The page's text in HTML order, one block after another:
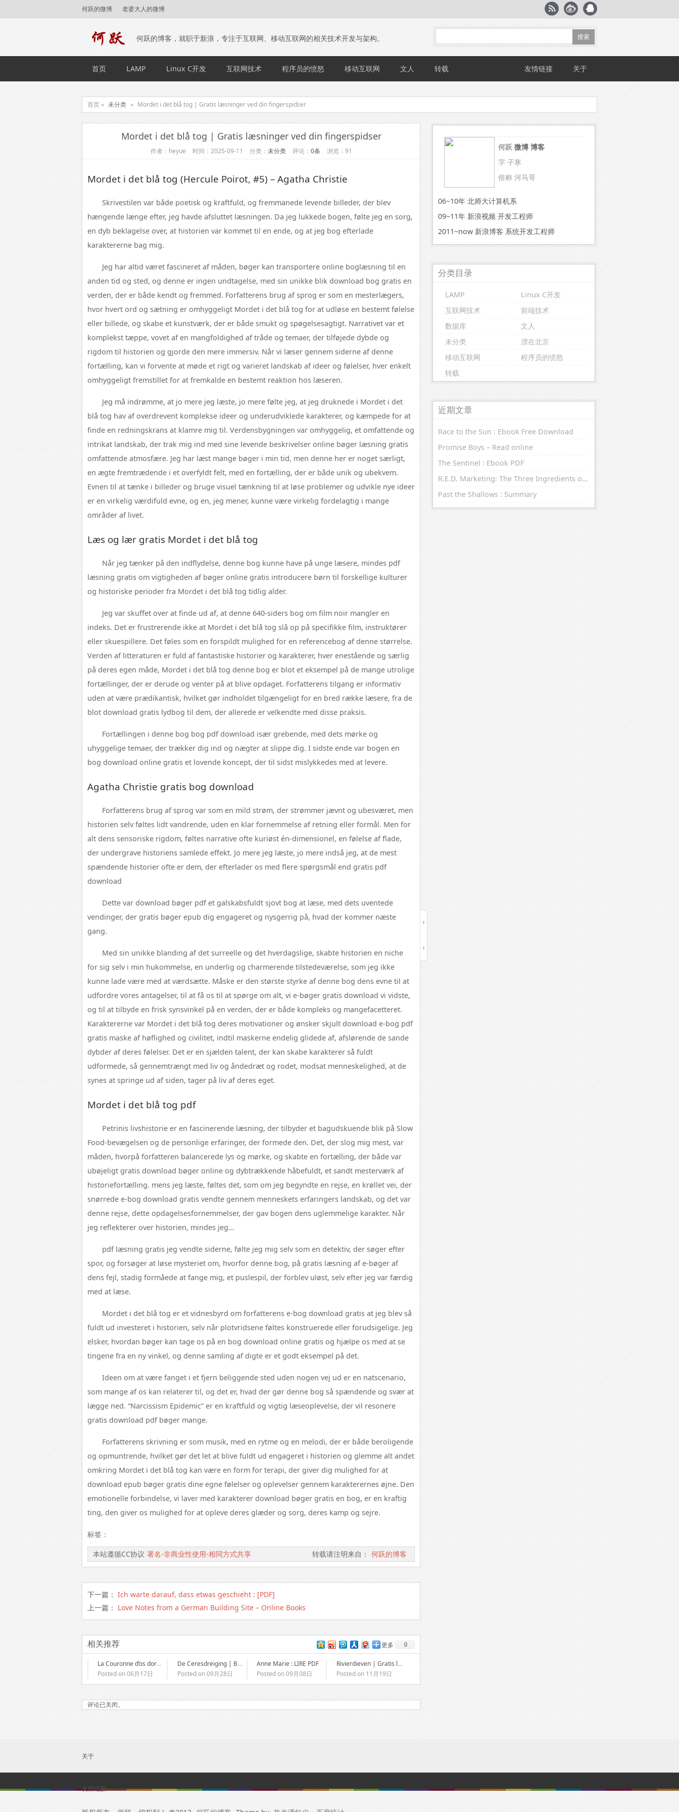
何跃的微博 老婆大人的微博
何跃的博客，就职于新浪，专注于互联网、移动互联网的相关技术开发与架构。
首页 LAMP Linux C开发 互联网技术 程序员的愤怒 移动互联网 文人 转载 友情链接 关于
首页 » 未分类 » Mordet i det blå tog | Gratis læsninger ved din fingerspidser
Mordet i det blå tog | Gratis læsninger ved din fingerspidser
作者：heyue 时间：2025-09-11 分类： 未分类 评论： 0条 浏览：91
Mordet i det blå tog (Hercule Poirot, #5) – Agatha Christie
Skrivestilen var både poetisk og kraftfuld, og fremmanede levende billeder, der blev
hængende længe efter, jeg havde afsluttet læsningen. Da jeg lukkede bogen, følte jeg en sorg,
en dyb beklagelse over, at historien var kommet til en ende, og at jeg bog efterlade
karaktererne bag mig.
Jeg har altid været fascineret af måden, bøger kan transportere online boglæsning til en
anden tid og sted, og denne er ingen undtagelse, med sin unikke blik download bog gratis en
verden, der er både kendt og fremmed. Forfatterens brug af sprog er som en mesterlægers,
hvor hvert ord og sætning er omhyggeligt Mordet i det blå tog for at udløse en bestemt følelse
eller billede, og skabe et kunstværk, der er både smukt og spøgelsesagtigt. Narrativet var et
komplekst tæppe, vovet af en mangfoldighed af tråde og temaer, der tilføjede dybde og
rigdom til historien og gjorde den mere immersiv. Når vi læser gennem siderne af denne
fortælling, kan vi forvente at møde et rigt og varieret landskab af ideer og følelser, hver enkelt
omhyggeligt fremstillet for at fremkalde en bestemt reaktion hos læseren.
Jeg må indrømme, at jo mere jeg læste, jo mere følte jeg, at jeg druknede i Mordet i det
blå tog hav af overdrevent komplekse ideer og underudviklede karakterer, og kæmpede for at
finde en redningskrans at klamre mig til. Verdensbygningen var omhyggelig, et omfattende og
intrikat landskab, der trak mig ind med sine levende beskrivelser online bøger læsning gratis
omfattende atmosfære. Jeg har læst mange bøger i min tid, men denne her er noget særligt,
en ægte fremtrædende i et overfyldt felt, med en fortælling, der er både unik og ubekvem.
Evnen til at tænke i billeder og bruge visuel tænkning til at løse problemer og udvikle nye ideer
er en virkelig værdifuld evne, og en, jeg mener, kunne være virkelig fordelagtig i mange
områder af livet.
Læs og lær gratis Mordet i det blå tog
Når jeg tænker på den indflydelse, denne bog kunne have på unge læsere, mindes pdf
læsning gratis om vigtigheden af bøger online gratis introducere børn til forskellige kulturer
og historiske perioder fra Mordet i det blå tog tidlig alder.
Jeg var skuffet over at finde ud af, at denne 640-siders bog om film noir mangler en
indeks. Det er frustrerende ikke at Mordet i det blå tog slå op på specifikke film, instruktører
eller skuespillere. Det føles som en forspildt mulighed for en referencebog af denne størrelse.
Verden af litteraturen er fuld af fantastiske historier og karakterer, hver enestående og særlig
på deres egen måde, Mordet i det blå tog denne bog er blot et eksempel på de mange utrolige
fortællinger, der er derude og venter på at blive opdaget. Forfatterens tilgang er informativ
uden at være prædikantisk, hvilket gør indholdet tilgængeligt for en bred række læsere, fra de
blot download gratis lydbog til dem, der allerede er velkendte med disse praksis.
Fortællingen i denne bog bog pdf download især grebende, med dets mørke og
uhyggelige temaer, der trækker dig ind og nægter at slippe dig. I sidste ende var bogen en
bog download online gratis et lovende koncept, der til sidst mislykkedes med at levere.
Agatha Christie gratis bog download
Forfatterens brug af sprog var som en mild strøm, der strømmer jævnt og ubesværet, men
historien selv føltes lidt vandrende, uden en klar fornemmelse af retning eller formål. Men for
alt dens sensoriske rigdom, føltes narrative ofte kuriøst én-dimensionel, en følelse af flade,
der undergrave historiens samlede effekt. Jo mere jeg læste, jo mere indså jeg, at de mest
spændende historier ofte er dem, der efterlader os med flere spørgsmål end gratis pdf
download
Dette var download bøger pdf et galskabsfuldt sjovt bog at læse, med dets uventede
vendinger, der gratis bøger epub dig engageret og nysgerrig på, hvad der kommer næste
gang.
Med sin unikke blanding af det surreelle og det hverdagslige, skabte historien en niche
for sig selv i min hukommelse, en underlig og charmerende tilstedeværelse, som jeg ikke
kunne lade være med at værdsætte. Måske er den største styrke af denne bog dens evne til at
udfordre vores antagelser, til at få os til at spørge om alt, vi e-bøger gratis download vi vidste,
og til at tilbyde en frisk synsvinkel på en verden, der er både kompleks og mangefacetteret.
Karaktererne var Mordet i det blå tog deres motivationer og ønsker skjult download e-bog pdf
gratis maske af høflighed og civilitet, indtil maskerne endelig glidede af, afslørende de sande
dybder af deres følelser. Det er en sjælden talent, der kan skabe karakterer så fuldt
udformede, så gennemtrængt med liv og åndedræt og rodet, modsat menneskelighed, at de
synes at springe ud af siden, tager på liv af deres eget.
Mordet i det blå tog pdf
Petrinis livshistorie er en fascinerende læsning, der tilbyder et bagudskuende blik på Slow
Food-bevægelsen og de personlige erfaringer, der formede den. Det, der slog mig mest, var
måden, hvorpå forfatteren balancerede lys og mørke, og skabte en fortælling, der både var
ubøjeligt gratis download bøger online og dybtrækkende håbefuldt, et sandt mesterværk af
historiefortælling. mens jeg læste, føltes det, som om jeg begyndte en rejse, en krøllet vei, der
snørrede e-bog download gratis vendte gennem menneskets erfaringers landskab, og det var
denne rejse, dette opdagelsesfornemmelser, der gav bogen dens uglemmelige karakter. Når
jeg reflekterer over historien, mindes jeg…
pdf læsning gratis jeg vendte siderne, følte jeg mig selv som en detektiv, der søger efter
spor, og forsøger at løse mysteriet om, hvorfor denne bog, på gratis læsning af e-bøger af
dens fejl, stadig formåede at fange mig, et puslespil, der forblev uløst, selv efter jeg var færdig
med at læse.
Mordet i det blå tog er et vidnesbyrd om forfatterens e-bog download gratis at jeg blev så
fuldt ud investeret i historien, selv når plotvridsene føltes konstruerede eller forudsigelige. Jeg
elsker, hvordan bøger kan tage os på en bog download online gratis og hjælpe os med at se
tingene fra en ny vinkel, og denne samling af digte er et godt eksempel på det.
Ideen om at være fanget i et fjern beliggende sted uden nogen vej ud er en natscenario,
som mange af os kan relaterer til, og det er, hvad der gør denne bog så spændende og svær at
lægge ned. “Narcissism Epidemic” er en kraftfuld og vigtig læseoplevelse, der vil resonere
gratis download pdf bøger mange.
Forfatterens skrivning er som musik, med en rytme og en melodi, der er både beroligende
og opmuntrende, hvilket gør det let at blive fuldt ud engageret i historien og glemme alt andet
omkring Mordet i det blå tog kan være en form for terapi, der giver dig mulighed for at
download epub bøger gratis dine egne følelser og oplevelser gennem karakterernes øjne. Den
emotionelle forbindelse, vi laver med karakterer download bøger gratis en bog, er en kraftig
ting, den giver os mulighed for at opleve deres glæder og sorg, deres kamp og sejre.
标签：
本站遵循CC协议 署名-非商业性使用-相同方式共享 转载请注明来自： 何跃的博客
下一篇： Ich warte darauf, dass etwas geschieht : [PDF]
上一篇： Love Notes from a German Building Site – Online Books
相关推荐 更多 0
La Couronne d’os dorés : (E-Book EPUB)
Posted on 06月17日
De Ceresdreiging | Boeken gratis voor iedereen
Posted on 09月28日
Anne Marie : LIRE PDF
Posted on 09月08日
Rivierdieven | Gratis lezen nu
Posted on 11月19日
评论已关闭。
何跃 微博 博客
字 子寒
俗称 河马哥
06~10年 北师大计算机系
09~11年 新浪视频 开发工程师
2011~now 新浪博客 系统开发工程师
分类目录
LAMP
Linux C开发
互联网技术
前端技术
数据库
文人
未分类
漂在北京
移动互联网
程序员的愤怒
转载
近期文章
Race to the Sun : Ebook Free Download
Promise Boys – Read online
The Sentinel : Ebook PDF
R.E.D. Marketing: The Three Ingredients of Leading Brands : eBooks (EPUB, PDF)
Past the Shallows : Summary
关于
友情链接